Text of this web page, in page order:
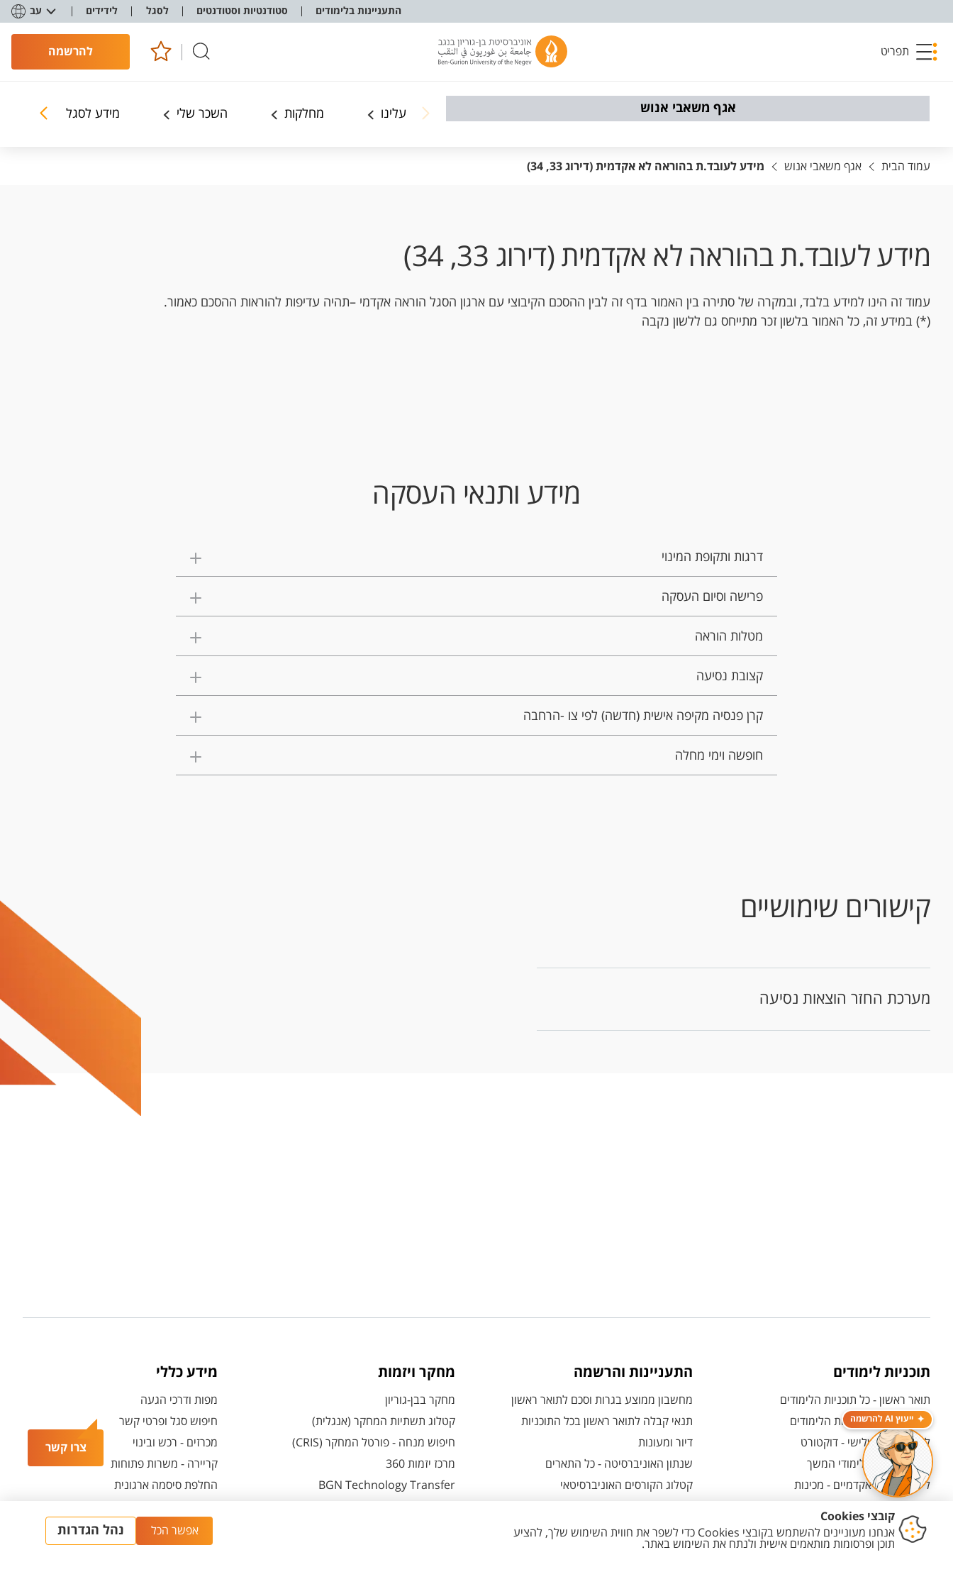
התעניינות בלימודים סטודנטיות וסטודנטים לסגל לידידים עב
תפריט להרשמה
אגף משאבי אנוש עלינו מחלקות השכר שלי מידע לסגל - בפורטל
צרו קשר
ייעוץ AI להרשמה
עמוד הבית אגף משאבי אנוש מידע לעובד.ת בהוראה לא אקדמית (דירוג 33, 34)
מידע לעובד.ת בהוראה לא אקדמית (דירוג 33, 34)
(*) במידע זה, כל האמור בלשון זכר מתייחס גם ללשון נקבה
מידע ותנאי העסקה
דרגות ותקופת המינוי
פרישה וסיום העסקה
מטלות הוראה
קצובת נסיעה
קרן פנסיה מקיפה אישית (חדשה) לפי צו -הרחבה
חופשה וימי מחלה
קישורים שימושיים
מערכת החזר הוצאות נסיעה
תוכניות לימודים
תואר ראשון - כל תוכניות הלימודים
תואר שני - כל תוכניות הלימודים
לימודי תואר שלישי - דוקטורט
לימודי תעודה ולימודי המשך
לימודים קדם אקדמיים - מכינות
תוכניות בין-לאומיות
התעניינות והרשמה
מחשבון ממוצע בגרות וסכם לתואר ראשון
תנאי קבלה לתואר ראשון בכל התוכניות
דיור ומעונות
שנתון האוניברסיטה - כל התארים
קטלוג הקורסים האוניברסיטאי
אחרי שהתקבלת - כל מה שצריך לדעת
מחקר ויזמות
מחקר בבן-גוריון
קטלוג תשתיות המחקר (אנגלית)
חיפוש מנחה - פורטל המחקר (CRIS)
מרכז יזמות 360
BGN Technology Transfer
מידע כללי
מפות ודרכי הגעה
חיפוש סגל ופרטי קשר
מכרזים - רכש ובינוי
קריירה - משרות פתוחות
החלפת סיסמה ארגונית
חירום